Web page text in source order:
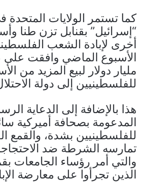
كما تستمر الولايات المتحدة
“إسرائيل” بقنابل تزن طنا
أخرى لإبادة الشعب
مليار دولار لبيع المزيد من
للفلسطينيين إلى دولة
هذا بالإضافة إلى الدعاية
المدعومة بصحافة أميركية
للفلسطينيين بشدة، والقمع
تمارسه الشرطة ضد
والتي أمر رؤساء الجامعات
الذين تجرأوا على معارضة